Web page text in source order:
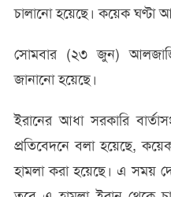
চালানো হয়েছে। কয়েক ঘণ্টা
সোমবার (২৩ জুন)
জানানো হয়েছে।
ইরানের আধা সরকারি
প্রতিবেদনে বলা হয়েছে,
হামলা করা হয়েছে। এ সময়